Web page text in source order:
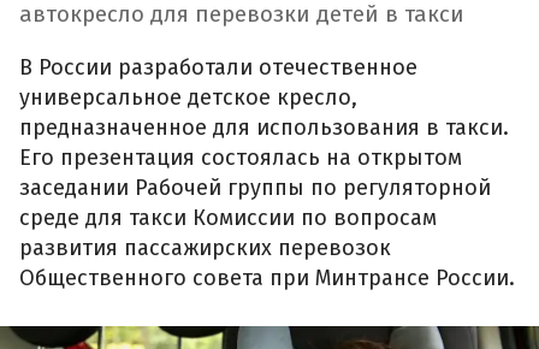
автокресло для перевозки детей в такси
В России разработали отечественное
универсальное детское кресло,
предназначенное для использования в такси.
Его презентация состоялась на открытом
заседании Рабочей группы по регуляторной
среде для такси Комиссии по вопросам
развития пассажирских перевозок
Общественного совета при Минтрансе России.